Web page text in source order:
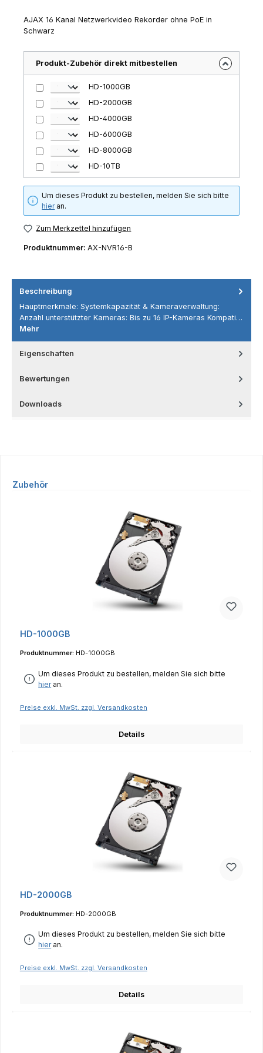
AJAX 16 Kanal Netzwerkvideo Rekorder ohne PoE in
Schwarz
Produkt-Zubehör direkt mitbestellen
HD-1000GB
HD-2000GB
HD-4000GB
HD-6000GB
HD-8000GB
HD-10TB
Um dieses Produkt zu bestellen, melden Sie sich bitte
hieran.
Zum Merkzettel hinzufügen
Produktnummer: AX-NVR16-B
Beschreibung
Hauptmerkmale: Systemkapazität & Kameraverwaltung:
Anzahl unterstützter Kameras: Bis zu 16 IP-Kameras Kompati…
Mehr
Eigenschaften
Bewertungen
Downloads
Produktgalerie überspringen
Zubehör
HD-1000GB
Produktnummer: HD-1000GB
Um dieses Produkt zu bestellen, melden Sie sich bitte
hieran.
Preise exkl. MwSt. zzgl. Versandkosten
Details
HD-2000GB
Produktnummer: HD-2000GB
Um dieses Produkt zu bestellen, melden Sie sich bitte
hieran.
Preise exkl. MwSt. zzgl. Versandkosten
Details